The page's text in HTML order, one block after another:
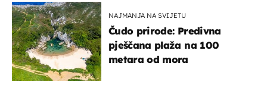
NAJMANJA NA SVIJETU
Čudo prirode: Predivna
pješčana plaža na 100
metara od mora